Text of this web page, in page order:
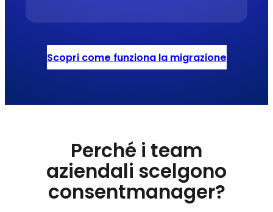
Scopri come funziona la migrazione
Perché i team
aziendali scelgono
consentmanager?